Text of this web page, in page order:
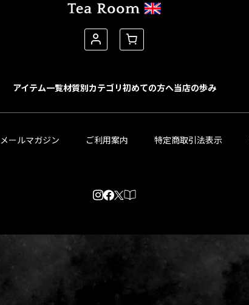
アイテム一覧材質別カテゴリ初めての方へ当店の歩み
メールマガジン ご利用案内 特定商取引法表示